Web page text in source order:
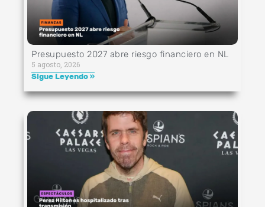
Presupuesto 2027 abre riesgo financiero en NL
5 agosto, 2026
Sigue Leyendo »